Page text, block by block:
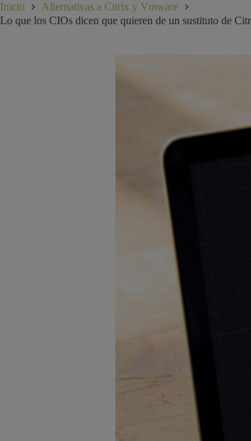
Inicio
Alternativas a Citrix y Vmware
Lo que los CIOs dicen que quieren de un sustituto de